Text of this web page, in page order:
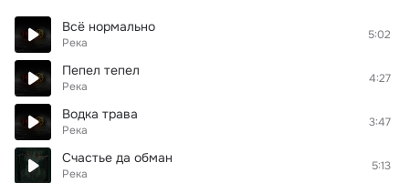
Всё нормально
Река
5:02
Пепел тепел
Река
4:27
Водка трава
Река
3:47
Счастье да обман
Река
5:13